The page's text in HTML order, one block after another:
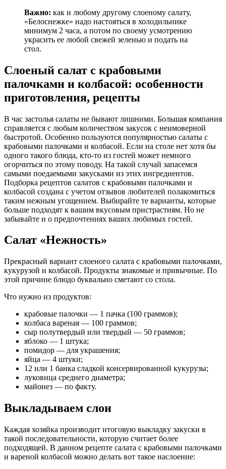
Важно: как и любому другому слоеному салату,
«Белоснежке» надо настояться в холодильнике
минимум 2 часа, а потом по своему усмотрению
украсить ее любой свежей зеленью и подать на
стол.
Слоеный салат с крабовыми
палочками и колбасой: особенности
приготовления, рецепты
В час застолья салаты не бывают лишними. Большая компания
справляется с любым количеством закусок с неимоверной
быстротой. Особенно пользуются популярностью салаты с
крабовыми палочками и колбасой. Если на столе нет хотя бы
одного такого блюда, кто-то из гостей может немного
огорчиться по этому поводу. На такой случай запасемся
самыми поедаемыми закусками из этих ингредиентов.
Подборка рецептов салатов с крабовыми палочками и
колбасой создана с учетом отзывов любителей полакомиться
таким нежным угощением. Выбирайте те варианты, которые
больше подходят к вашим вкусовым пристрастиям. Но не
забывайте и о предпочтениях ваших любимых гостей.
Салат «Нежность»
Прекрасный вариант слоеного салата с крабовыми палочками,
кукурузой и колбасой. Продукты знакомые и привычные. По
этой причине блюдо буквально сметают со стола.
Что нужно из продуктов:
крабовые палочки — 1 пачка (100 граммов);
колбаса вареная — 100 граммов;
сыр полутвердый или твердый — 50 граммов;
яблоко — 1 штука;
помидор — для украшения;
яйца — 4 штуки;
12 или 1 банка сладкой консервированной кукурузы;
луковица среднего диаметра;
майонез — по факту.
Выкладываем слои
Каждая хозяйка производит итоговую выкладку закуски в
такой последовательности, которую считает более
подходящей. В данном рецепте салата с крабовыми палочками
и вареной колбасой можно делать вот такое наслоение: